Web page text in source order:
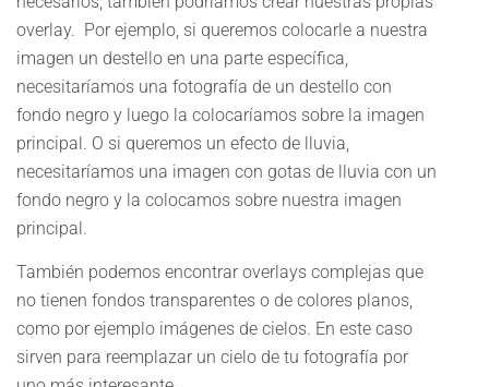
overlay. Por ejemplo, si queremos colocarle a nuestra
imagen un destello en una parte específica,
necesitaríamos una fotografía de un destello con
fondo negro y luego la colocaríamos sobre la imagen
principal. O si queremos un efecto de lluvia,
necesitaríamos una imagen con gotas de lluvia con un
fondo negro y la colocamos sobre nuestra imagen
principal.
También podemos encontrar overlays complejas que
no tienen fondos transparentes o de colores planos,
como por ejemplo imágenes de cielos. En este caso
sirven para reemplazar un cielo de tu fotografía por